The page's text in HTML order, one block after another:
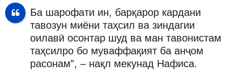
Ба шарофати ин, барқарор кардани
тавозун миёни таҳсил ва зиндагии
оилавӣ осонтар шуд ва ман тавонистам
таҳсилро бо муваффақият ба анҷом
расонам”, – нақл мекунад Нафиса.